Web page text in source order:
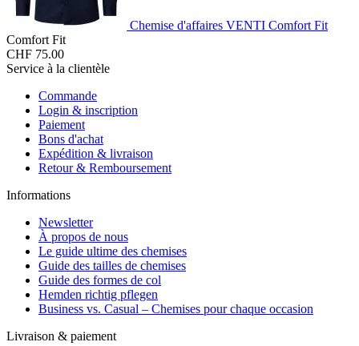
Chemise d'affaires VENTI Comfort Fit
Comfort Fit
CHF 75.00
Service à la clientèle
Commande
Login & inscription
Paiement
Bons d'achat
Expédition & livraison
Retour & Remboursement
Informations
Newsletter
À propos de nous
Le guide ultime des chemises
Guide des tailles de chemises
Guide des formes de col
Hemden richtig pflegen
Business vs. Casual – Chemises pour chaque occasion
Livraison & paiement